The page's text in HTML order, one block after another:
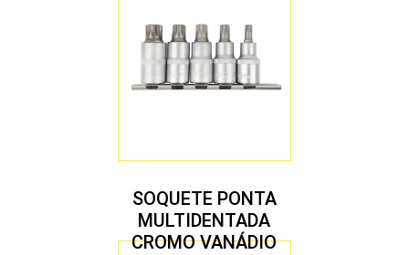
SOQUETE PONTA
MULTIDENTADA
CROMO VANÁDIO